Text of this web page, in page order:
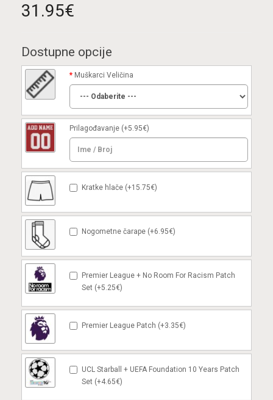
31.95€
Dostupne opcije
Muškarci Veličina
Prilagođavanje (+5.95€)
Kratke hlače (+15.75€)
Nogometne čarape (+6.95€)
Premier League + No Room For Racism Patch
Set (+5.25€)
Premier League Patch (+3.35€)
UCL Starball + UEFA Foundation 10 Years Patch
Set (+4.65€)